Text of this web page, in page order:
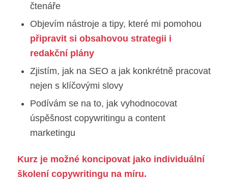
čtenáře
Objevím nástroje a tipy, které mi pomohou
připravit si obsahovou strategii i
redakční plány
Zjistím, jak na SEO a jak konkrétně pracovat
nejen s klíčovými slovy
Podívám se na to, jak vyhodnocovat
úspěšnost copywritingu a content
marketingu
Kurz je možné koncipovat jako individuální
školení copywritingu na míru.